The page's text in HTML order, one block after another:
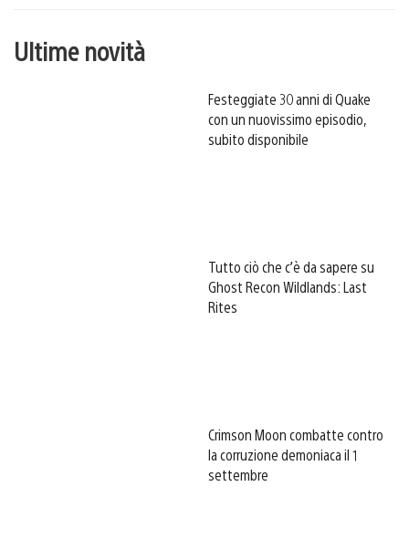
Ultime novità
Festeggiate 30 anni di Quake
con un nuovissimo episodio,
subito disponibile
Tutto ciò che c’è da sapere su
Ghost Recon Wildlands: Last
Rites
Crimson Moon combatte contro
la corruzione demoniaca il 1
settembre